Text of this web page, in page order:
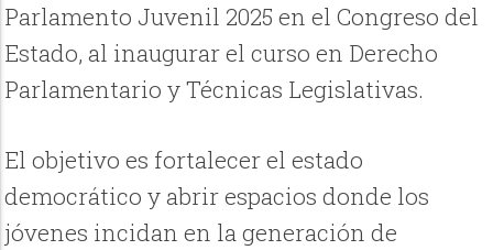
Parlamento Juvenil 2025 en el Congreso del
Estado, al inaugurar el curso en Derecho
Parlamentario y Técnicas Legislativas.
El objetivo es fortalecer el estado
democrático y abrir espacios donde los
jóvenes incidan en la generación de